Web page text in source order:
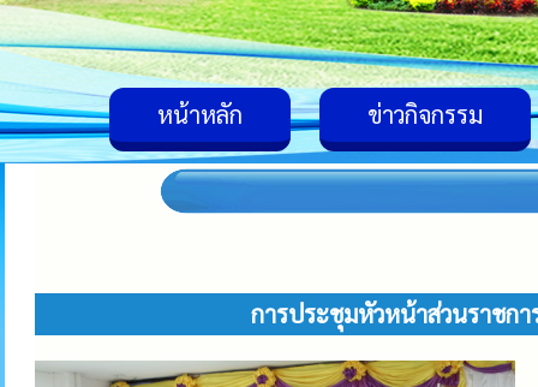
หน้าหลัก ข่าวกิจกรรม
การประชุมหัวหน้าส่วนราชก